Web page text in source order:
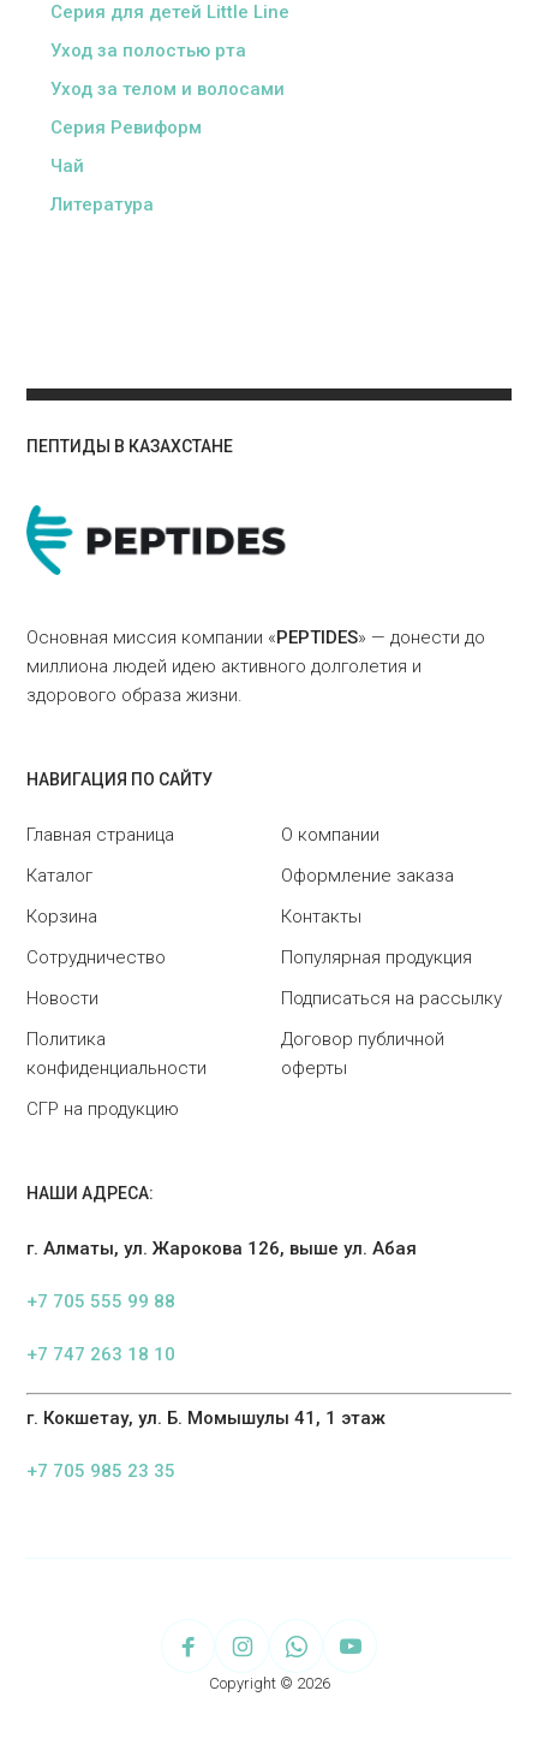
Серия для детей Little Line
Уход за полостью рта
Уход за телом и волосами
Серия Ревиформ
Чай
Литература
ПЕПТИДЫ В КАЗАХСТАНЕ
Основная миссия компании «PEPTIDES» — донести до
миллиона людей идею активного долголетия и
здорового образа жизни.
НАВИГАЦИЯ ПО САЙТУ
Главная страница
О компании
Каталог
Оформление заказа
Корзина
Контакты
Сотрудничество
Популярная продукция
Новости
Подписаться на рассылку
Политика
конфиденциальности
Договор публичной
оферты
СГР на продукцию
НАШИ АДРЕСА:
г. Алматы, ул. Жарокова 126, выше ул. Абая
+7 705 555 99 88
+7 747 263 18 10
г. Кокшетау, ул. Б. Момышулы 41, 1 этаж
+7 705 985 23 35
Copyright © 2026